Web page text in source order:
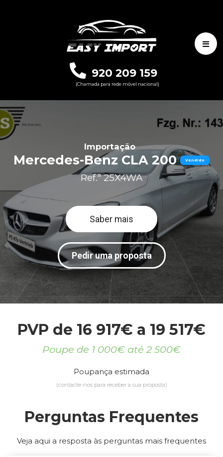
920 209 159
(Chamada para rede móvel nacional)
Importação
Mercedes-Benz CLA 200 Vendido
Ref.ª 25X4WA
Saber mais
Pedir uma proposta
PVP de 16 917€ a 19 517€
Poupe de 1 000€ até 2 500€
Poupança estimada
(contacte-nos para receber a sua proposta)
Perguntas Frequentes
Veja aqui a resposta às perguntas mais frequentes